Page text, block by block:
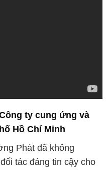
ty cung ứng và
Hồ Chí Minh
Phát đã không
tác đáng tin cậy cho